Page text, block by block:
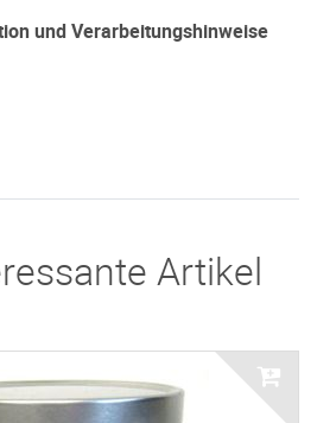
und Verarbeitungshinweise
Artikel